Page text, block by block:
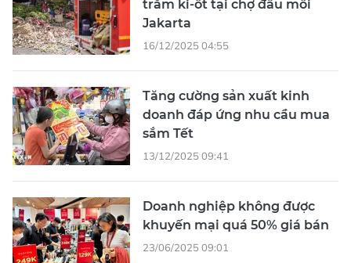
trăm ki-ốt tại chợ đầu mối
Jakarta
16/12/2025 04:55
Tăng cường sản xuất kinh
doanh đáp ứng nhu cầu mua
sắm Tết
13/12/2025 09:41
Doanh nghiệp không được
khuyến mại quá 50% giá bán
23/06/2025 09:01